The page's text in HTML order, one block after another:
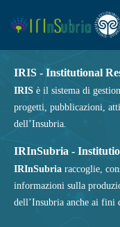
IRIS - Institutional
IRIS è il sistema di
progetti, pubblicazioni,
dell’Insubria.
IRInSubria -
IRInSubria raccoglie,
informazioni sulla
dell’Insubria anche ai fini